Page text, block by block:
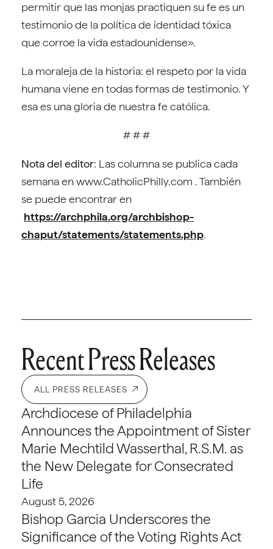
permitir que las monjas practiquen su fe es un
testimonio de la política de identidad tóxica
que corroe la vida estadounidense».
La moraleja de la historia: el respeto por la vida
humana viene en todas formas de testimonio. Y
esa es una gloria de nuestra fe católica.
# # #
Nota del editor: Las columna se publica cada
semana en www.CatholicPhilly.com . También
se puede encontrar en
https://archphila.org/archbishop-
chaput/statements/statements.php.
Recent Press Releases
ALL PRESS RELEASES
Archdiocese of Philadelphia
Announces the Appointment of Sister
Marie Mechtild Wasserthal, R.S.M. as
the New Delegate for Consecrated
Life
August 5, 2026
Bishop Garcia Underscores the
Significance of the Voting Rights Act